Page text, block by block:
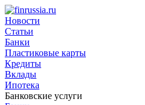
Новости
Статьи
Банки
Пластиковые карты
Кредиты
Вклады
Ипотека
Банковские услуги